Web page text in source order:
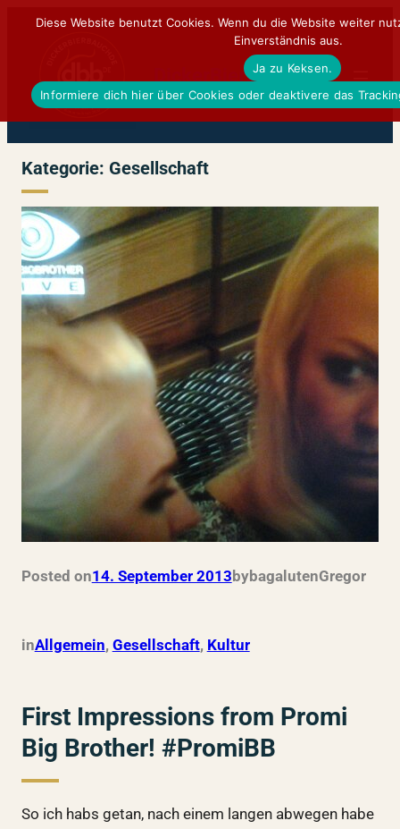
DickerBierBauchDE
Kategorie: Gesellschaft
Posted on14. September 2013bybagalutenGregor
inAllgemein, Gesellschaft, Kultur
First Impressions from Promi
Big Brother! #PromiBB
So ich habs getan, nach einem langen abwegen habe
Diese Website benutzt Cookies. Wenn du die Website weiter
Einverständnis aus.
Ja zu Keksen.
Informiere dich hier über Cookies oder deaktivere das